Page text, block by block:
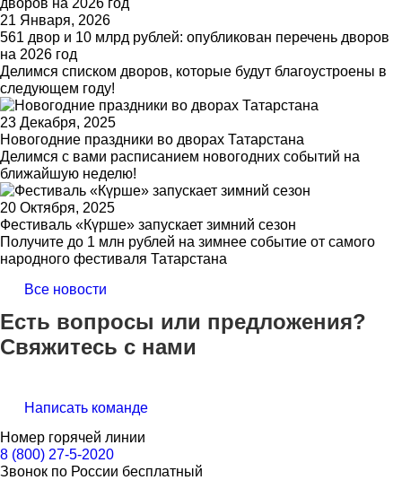
21 Января, 2026
561 двор и 10 млрд рублей: опубликован перечень дворов
на 2026 год
Делимся списком дворов, которые будут благоустроены в
следующем году!
23 Декабря, 2025
Новогодние праздники во дворах Татарстана
Делимся с вами расписанием новогодних событий на
ближайшую неделю!
20 Октября, 2025
Фестиваль «Күрше» запускает зимний сезон
Получите до 1 млн рублей на зимнее событие от самого
народного фестиваля Татарстана
Все новости
Есть вопросы или предложения?
Свяжитесь с нами
Написать команде
Номер горячей линии
8 (800) 27-5-2020
Звонок по России бесплатный